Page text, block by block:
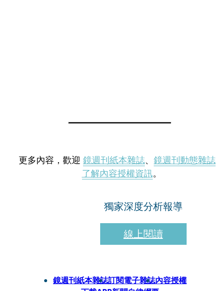
更多內容，歡迎 鏡週刊紙本雜誌、 鏡週刊動態雜誌
了解內容授權資訊。
獨家深度分析報導
線上閱讀
鏡週刊紙本雜誌訂閱電子雜誌內容授權